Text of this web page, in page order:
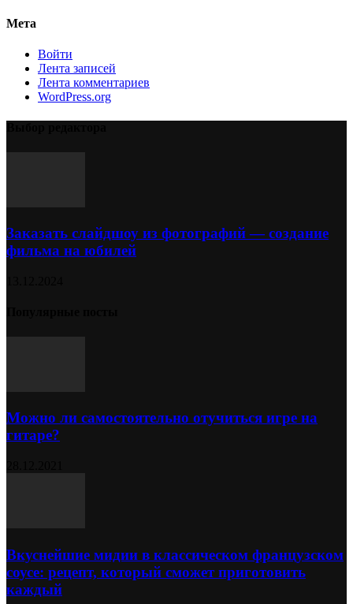
Мета
Войти
Лента записей
Лента комментариев
WordPress.org
Заказать слайдшоу из фотографий — создание
фильма на юбилей
Можно ли самостоятельно отучиться игре на
гитаре?
Вкуснейшие мидии в классическом французском
соусе: рецепт, который сможет приготовить
каждый